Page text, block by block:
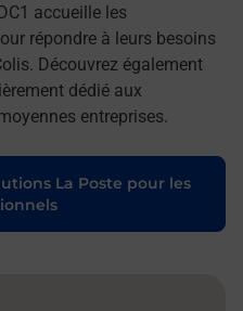
accueille les
répondre à leurs besoins
Découvrez également
dédié aux
entreprises.
La Poste pour les